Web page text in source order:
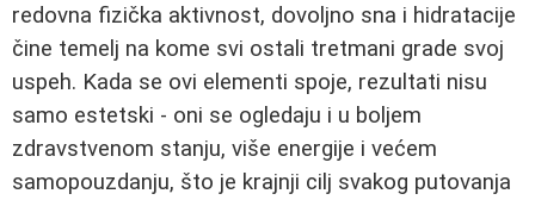
redovna fizička aktivnost, dovoljno sna i hidratacije
čine temelj na kome svi ostali tretmani grade svoj
uspeh. Kada se ovi elementi spoje, rezultati nisu
samo estetski - oni se ogledaju i u boljem
zdravstvenom stanju, više energije i većem
samopouzdanju, što je krajnji cilj svakog putovanja